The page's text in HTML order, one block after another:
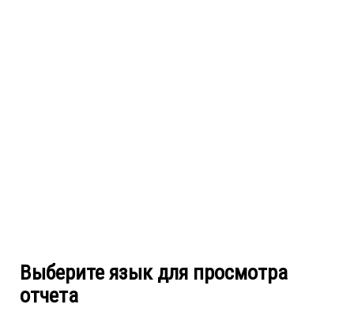
Выберите язык для просмотра
отчета